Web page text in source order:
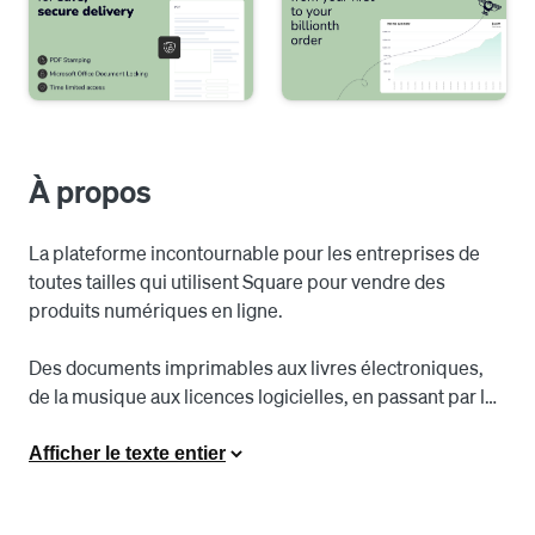
À propos
La plateforme incontournable pour les entreprises de
toutes tailles qui utilisent Square pour vendre des
produits numériques en ligne.
Des documents imprimables aux livres électroniques,
de la musique aux licences logicielles, en passant par les
de l’idée à la vente en moins d’une minute grâce à son
Afficher le texte entier